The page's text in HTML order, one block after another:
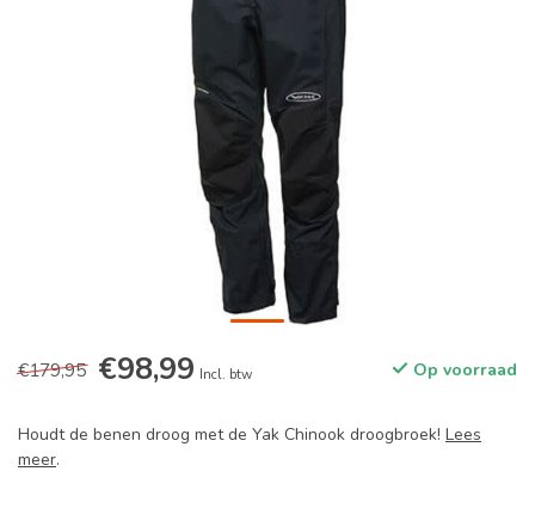
€179,95 €98,99 Incl. btw Op voorraad
Houdt de benen droog met de Yak Chinook droogbroek! Lees
meer.